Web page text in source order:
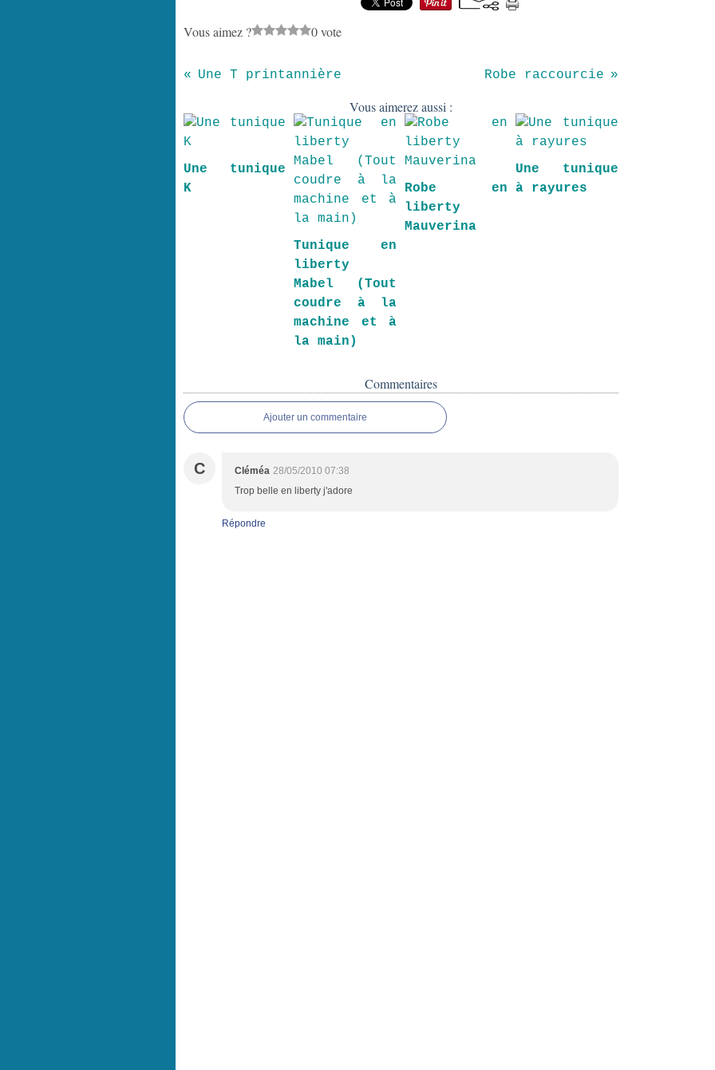
Vous aimez ? 0 vote
Une T printannière Robe raccourcie
Vous aimerez aussi :
Une tunique
K
Tunique en
liberty
Mabel (Tout
coudre à la
machine et à
la main)
Robe en
liberty
Mauverina
Une tunique
à rayures
Commentaires
Ajouter un commentaire
C Cléméa 28/05/2010 07:38
Trop belle en liberty j'adore
Répondre